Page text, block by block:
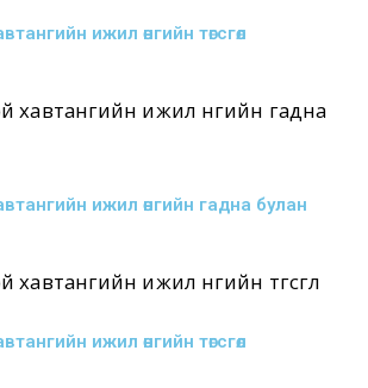
ижил өнгийн төгсгөл
ижил өнгийн гадна булан
ижил өнгийн төгсгөл